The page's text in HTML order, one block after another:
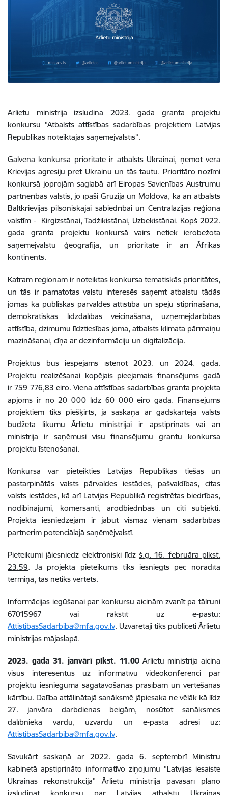
Ārlietu ministrija izsludina 2023. gada granta projektu
konkursu “Atbalsts attīstības sadarbības projektiem Latvijas
Republikas noteiktajās saņēmējvalstīs”.
Galvenā konkursa prioritāte ir atbalsts Ukrainai, ņemot vērā
Krievijas agresiju pret Ukrainu un tās tautu. Prioritāro nozīmi
konkursā joprojām saglabā arī Eiropas Savienības Austrumu
partnerības valstis, jo īpaši Gruzija un Moldova, kā arī atbalsts
Baltkrievijas pilsoniskajai sabiedrībai un Centrālāzijas reģiona
valstīm - Kirgizstānai, Tadžikistānai, Uzbekistānai. Kopš 2022.
gada granta projektu konkursā vairs netiek ierobežota
saņēmējvalstu ģeogrāfija, un prioritāte ir arī Āfrikas
kontinents.
Katram reģionam ir noteiktas konkursa tematiskās prioritātes,
un tās ir pamatotas valstu interesēs saņemt atbalstu tādās
jomās kā publiskās pārvaldes attīstība un spēju stiprināšana,
demokrātiskas līdzdalības veicināšana, uzņēmējdarbības
attīstība, dzimumu līdztiesības joma, atbalsts klimata pārmaiņu
mazināšanai, cīņa ar dezinformāciju un digitalizācija.
Projektus būs iespējams īstenot 2023. un 2024. gadā.
Projektu realizēšanai kopējais pieejamais finansējums gadā
ir759 776,83 eiro. Viena attīstības sadarbības granta projekta
apjoms ir no 20 000 līdz 60 000 eiro gadā. Finansējums
projektiem tiks piešķirts, ja saskaņā ar gadskārtējā valsts
budžeta likumu Ārlietu ministrijai ir apstiprināts vai arī
ministrija ir saņēmusi visu finansējumu grantu konkursa
projektu īstenošanai.
Konkursā var pieteikties Latvijas Republikas tiešās un
pastarpinātās valsts pārvaldes iestādes, pašvaldības, citas
valsts iestādes, kā arī Latvijas Republikā reģistrētas biedrības,
nodibinājumi, komersanti, arodbiedrības un citi subjekti.
Projekta iesniedzējam ir jābūt vismaz vienam sadarbības
partnerim potenciālajā saņēmējvalstī.
Pieteikumi jāiesniedz elektroniski līdzš.g. 16. februāra plkst.
23.59. Ja projekta pieteikums tiks iesniegts pēc norādītā
termiņa, tas netiks vērtēts.
Informācijas iegūšanai par konkursu aicinām zvanīt pa tālruni
67015967 vai rakstīt uz e-pastu:
AttistibasSadarbiba@mfa.gov.lv. Uzvarētāji tiks publicēti Ārlietu
ministrijas mājaslapā.
2023. gada 31. janvārī plkst. 11.00 Ārlietu ministrija aicina
visus interesentus uz informatīvu videokonferenci par
projektu iesnieguma sagatavošanas prasībām un vērtēšanas
kārtību. Dalība attālinātajā sanāksmē jāpiesaka ne vēlāk kā līdz
27. janvāra darbdienas beigām, nosūtot sanāksmes
dalībnieka vārdu, uzvārdu un e-pasta adresi uz:
AttistibasSadarbiba@mfa.gov.lv.
Savukārt saskaņā ar 2022. gada 6. septembrī Ministru
kabinetā apstiprināto informatīvo ziņojumu “Latvijas iesaiste
Ukrainas rekonstrukcijā” Ārlietu ministrija pavasarī plāno
izsludināt konkursu par Latvijas atbalstu Ukrainas